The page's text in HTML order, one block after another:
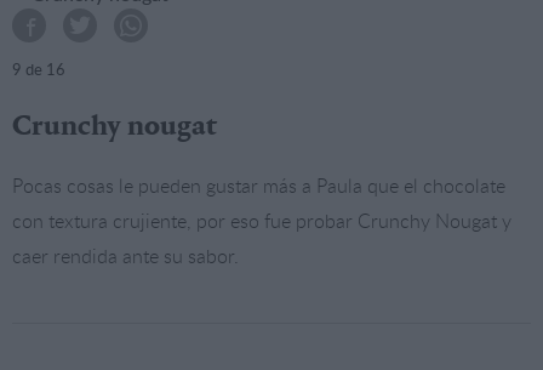
9 de 16
Crunchy nougat
Pocas cosas le pueden gustar más a Paula que el chocolate
con textura crujiente, por eso fue probar Crunchy Nougat y
caer rendida ante su sabor.